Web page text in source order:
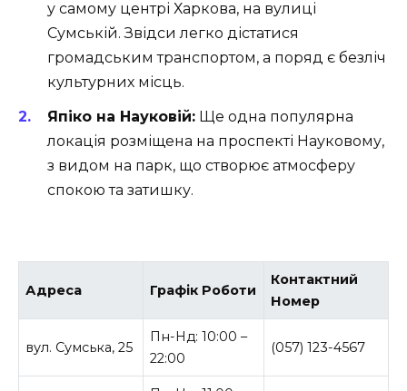
у самому центрі Харкова, на вулиці
Сумській. Звідси легко дістатися
громадським транспортом, а поряд є безліч
культурних місць.
Япіко на Науковій: Ще одна популярна
локація розміщена на проспекті Науковому,
з видом на парк, що створює атмосферу
спокою та затишку.
Адреса Графік Роботи
Контактний
Номер
вул. Сумська, 25
Пн-Нд: 10:00 –
22:00
(057) 123-4567